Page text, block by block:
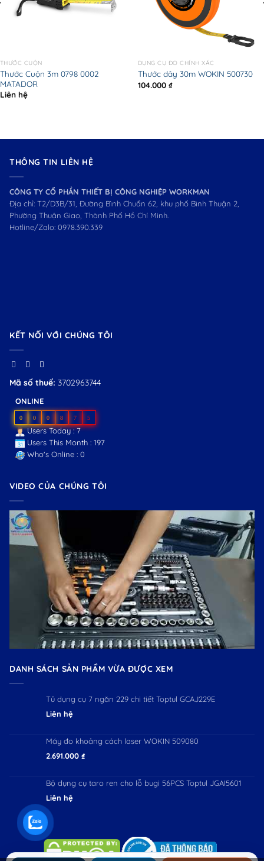
THƯỚC CUỘN
Thước Cuộn 3m 0798 0002
MATADOR
Liên hệ
DỤNG CỤ ĐO CHÍNH XÁC
Thước dây 30m WOKIN 500730
104.000 ₫
THÔNG TIN LIÊN HỆ
CÔNG TY CỔ PHẦN THIẾT BỊ CÔNG NGHIỆP WORKMAN
Địa chỉ: T2/D3B/31, Đường Bình Chuẩn 62, khu phố Bình Thuận 2,
Phường Thuận Giao, Thành Phố Hồ Chí Minh.
Hotline/Zalo: 0978.390.339
KẾT NỐI VỚI CHÚNG TÔI
Mã số thuế: 3702963744
ONLINE
0 0 0 8 7 5
Users Today : 7
Users This Month : 197
Who's Online : 0
VIDEO CỦA CHÚNG TÔI
DANH SÁCH SẢN PHẨM VỪA ĐƯỢC XEM
Tủ dụng cụ 7 ngăn 229 chi tiết Toptul GCAJ229E
Liên hệ
Máy đo khoảng cách laser WOKIN 509080
2.691.000 ₫
Bộ dụng cụ taro ren cho lỗ bugi 56PCS Toptul JGAI5601
Liên hệ